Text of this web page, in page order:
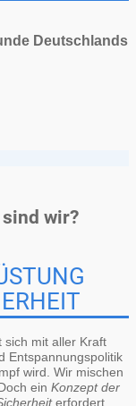
Deutschlands
wir?
sich mit aller Kraft
Entspannungspolitik
wird. Wir mischen
ein Konzept der
erfordert